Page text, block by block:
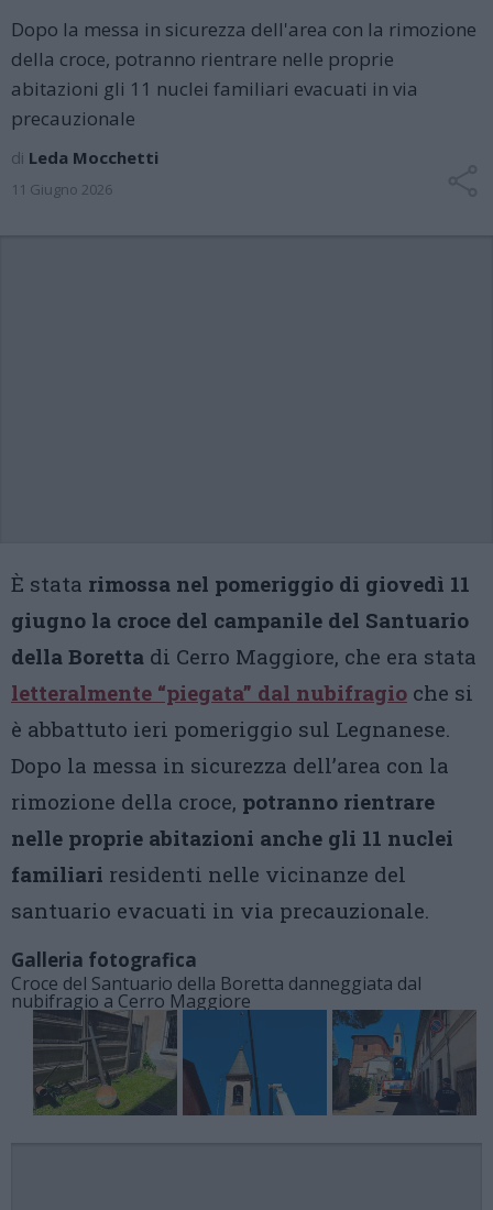
Dopo la messa in sicurezza dell'area con la rimozione
della croce, potranno rientrare nelle proprie
abitazioni gli 11 nuclei familiari evacuati in via
precauzionale
di Leda Mocchetti
11 Giugno 2026
È stata rimossa nel pomeriggio di giovedì 11
giugno la croce del campanile del Santuario
della Boretta di Cerro Maggiore, che era stata
letteralmente “piegata” dal nubifragio che si
è abbattuto ieri pomeriggio sul Legnanese.
Dopo la messa in sicurezza dell’area con la
rimozione della croce, potranno rientrare
nelle proprie abitazioni anche gli 11 nuclei
familiari residenti nelle vicinanze del
santuario evacuati in via precauzionale.
Galleria fotografica
Croce del Santuario della Boretta danneggiata dal
nubifragio a Cerro Maggiore